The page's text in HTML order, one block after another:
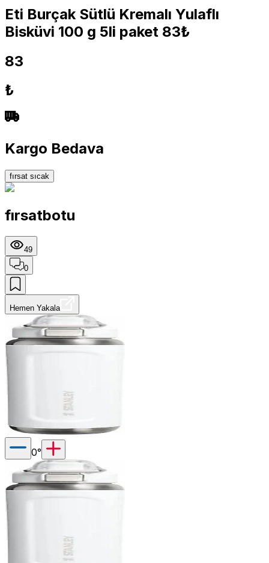
Eti Burçak Sütlü Kremalı Yulaflı
Bisküvi 100 g 5li paket 83₺
83
₺
Kargo Bedava
fırsat sıcak
fırsatbotu
49
0
Hemen Yakala
0°